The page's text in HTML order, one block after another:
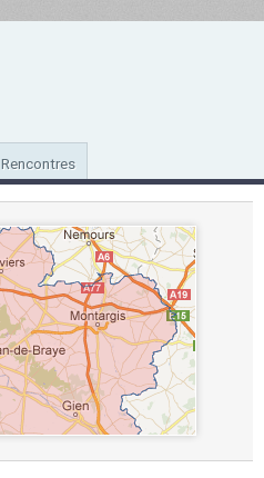
Rencontres